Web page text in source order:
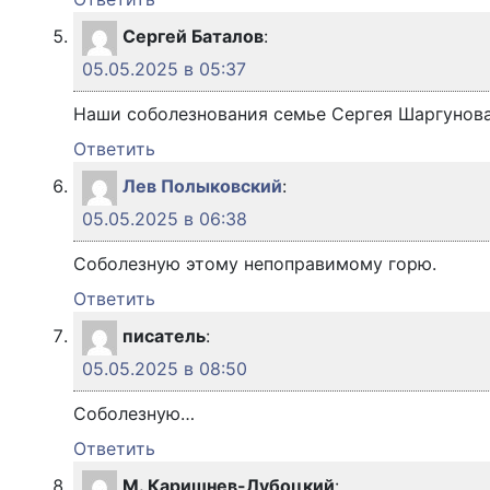
Сергей Баталов:
05.05.2025 в 05:37
Наши соболезнования семье Сергея
Ответить
Лев Полыковский:
05.05.2025 в 06:38
Соболезную этому непоправимому горю.
Ответить
писатель:
05.05.2025 в 08:50
Соболезную…
Ответить